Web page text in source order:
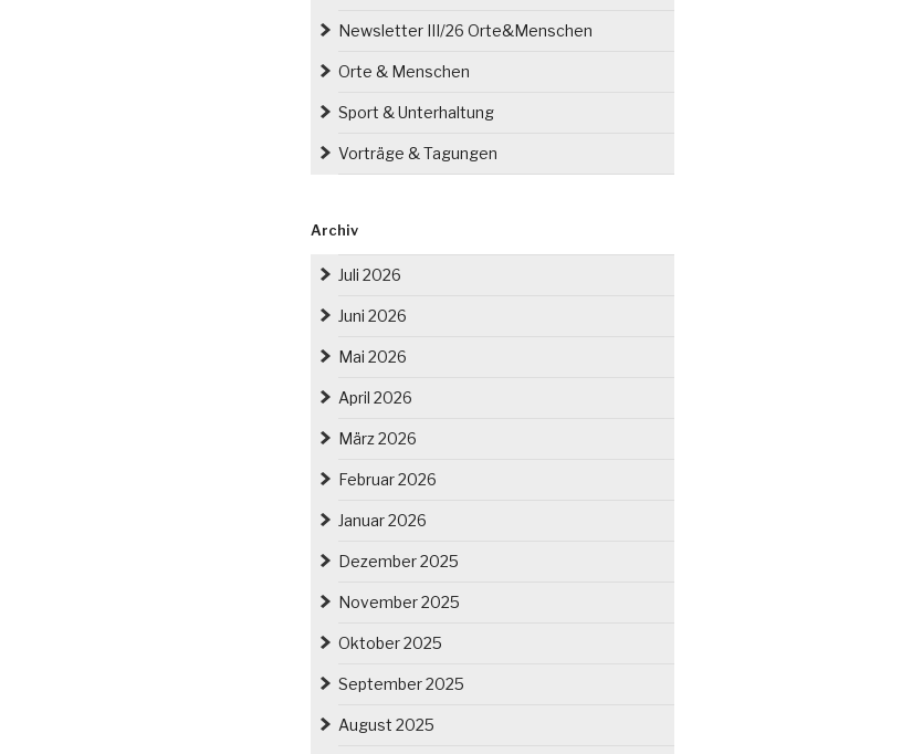
Newsletter III/26 Orte&Menschen
Orte & Menschen
Sport & Unterhaltung
Vorträge & Tagungen
Archiv
Juli 2026
Juni 2026
Mai 2026
April 2026
März 2026
Februar 2026
Januar 2026
Dezember 2025
November 2025
Oktober 2025
September 2025
August 2025